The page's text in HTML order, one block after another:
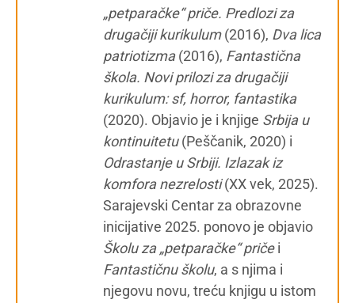
„petparačke“ priče. Predlozi za
drugačiji kurikulum(2016), Dva lica
patriotizma(2016), Fantastična
škola. Novi prilozi za drugačiji
kurikulum: sf, horror, fantastika
(2020). Objavio je i knjige Srbija u
kontinuitetu(Peščanik, 2020) i
Odrastanje u Srbiji. Izlazak iz
komfora nezrelosti(XX vek, 2025).
Sarajevski Centar za obrazovne
inicijative 2025. ponovo je objavio
Školu za „petparačke“ pričei
Fantastičnu školu, a s njima i
njegovu novu, treću knjigu u istom